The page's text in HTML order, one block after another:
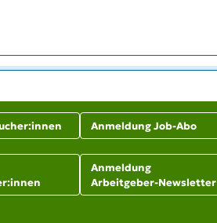
Anmeldung Job-Abo
Anmeldung
Arbeitgeber-Newsletter